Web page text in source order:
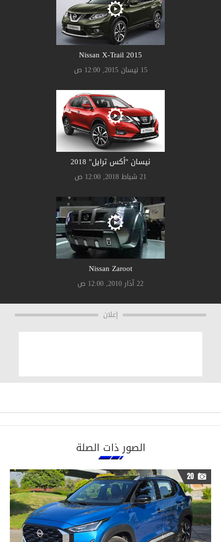
Nissan X-Trail 2015
15 نيسان 2015, 12:00 ص
نيسان "أكس ترايل" 2018
21 شباط 2018, 12:00 ص
Nissan Zaroot
22 آذار 2010, 12:00 ص
إعلان
الصور ذات الصلة
20